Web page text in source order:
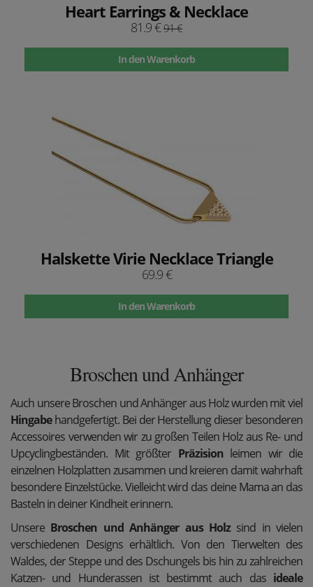
Heart Earrings & Necklace
81.9 €91 €
In den Warenkorb
Halskette Virie Necklace Triangle
69.9 €
In den Warenkorb
Broschen und Anhänger
Auch unsere Broschen und Anhänger aus Holz wurden mit viel
Hingabehandgefertigt. Bei der Herstellung dieser besonderen
Accessoires verwenden wir zu großen Teilen Holz aus Re- und
Upcyclingbeständen. Mit größter Präzisionleimen wir die
einzelnen Holzplatten zusammen und kreieren damit wahrhaft
besondere Einzelstücke. Vielleicht wird das deine Mama an das
Basteln in deiner Kindheit erinnern.
Unsere Broschen und Anhänger aus Holzsind in vielen
verschiedenen Designs erhältlich. Von den Tierwelten des
Waldes, der Steppe und des Dschungels bis hin zu zahlreichen
Katzen- und Hunderassen ist bestimmt auch das ideale